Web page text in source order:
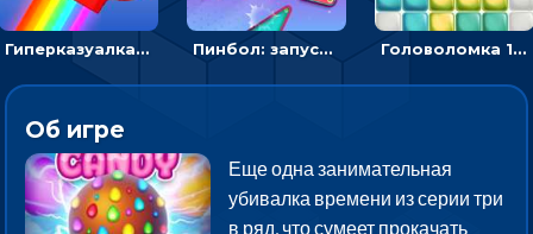
Гиперказуалка Летающая чашка кофе: двигаться и собирать кубики сахара Пинбол: запускать шарик, чтобы выбивать очки Головоломка 10х10
Об игре
Еще одна занимательная
убивалка времени из серии три
в ряд, что сумеет прокачать